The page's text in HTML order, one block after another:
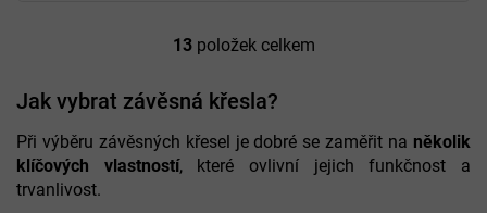
O
l
á
d
a
c
13položek celkem
Jak vybrat závěsná křesla?
Při výběru závěsných křesel je dobré se zaměřit na několik
klíčových vlastností, které ovlivní jejich funkčnost a
trvanlivost.